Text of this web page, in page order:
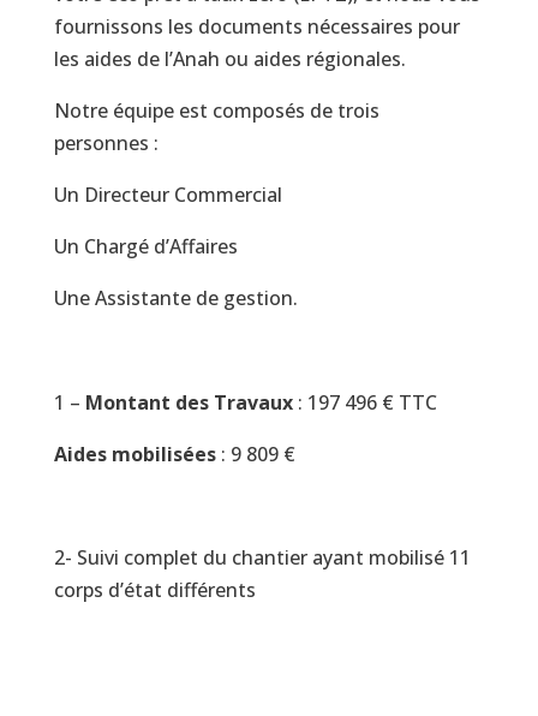
fournissons les documents nécessaires pour
les aides de l’Anah ou aides régionales.
Notre équipe est composés de trois
personnes :
Un Directeur Commercial
Un Chargé d’Affaires
Une Assistante de gestion.
1 – Montant des Travaux: 197 496 € TTC
Aides mobilisées: 9 809 €
2- Suivi complet du chantier ayant mobilisé 11
corps d’état différents